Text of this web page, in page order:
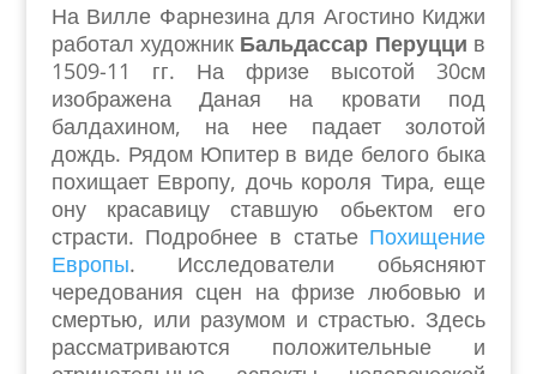
На Вилле Фарнезина для Агостино Киджи
работал художник Бальдассар Перуцци в
1509-11 гг. На фризе высотой 30см
изображена Даная на кровати под
балдахином, на нее падает золотой
дождь. Рядом Юпитер в виде белого быка
похищает Европу, дочь короля Тира, еще
ону красавицу ставшую обьектом его
страсти. Подробнее в статье Похищение
Европы. Исследователи обьясняют
чередования сцен на фризе любовью и
смертью, или разумом и страстью. Здесь
рассматриваются положительные и